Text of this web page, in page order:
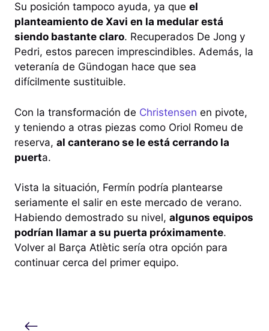
Su posición tampoco ayuda, ya que el
planteamiento de Xavi en la medular está
siendo bastante claro. Recuperados De Jong y
Pedri, estos parecen imprescindibles. Además, la
veteranía de Gündogan hace que sea
difícilmente sustituible.
Con la transformación de Christensen en pivote,
y teniendo a otras piezas como Oriol Romeu de
reserva, al canterano se le está cerrando la
puerta.
Vista la situación, Fermín podría plantearse
seriamente el salir en este mercado de verano.
Habiendo demostrado su nivel, algunos equipos
podrían llamar a su puerta próximamente.
Volver al Barça Atlètic sería otra opción para
continuar cerca del primer equipo.